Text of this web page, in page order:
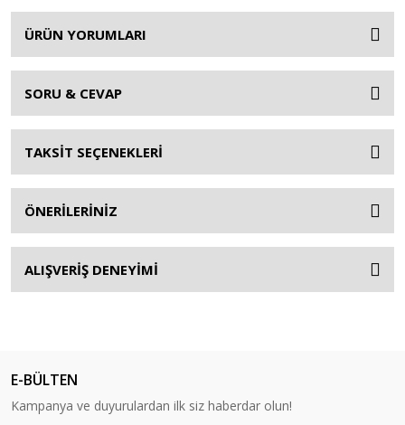
ÜRÜN YORUMLARI
SORU & CEVAP
TAKSİT SEÇENEKLERİ
ÖNERİLERİNİZ
ALIŞVERİŞ DENEYİMİ
E-BÜLTEN
Kampanya ve duyurulardan ilk siz haberdar olun!